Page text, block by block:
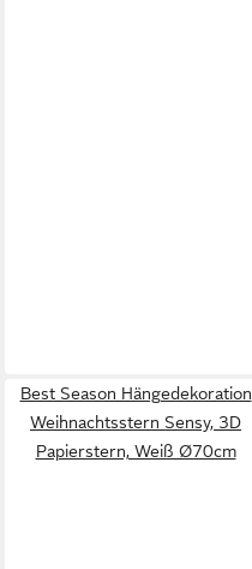
Best Season Hängedekoration
Weihnachtsstern Sensy, 3D
Papierstern, Weiß Ø70cm